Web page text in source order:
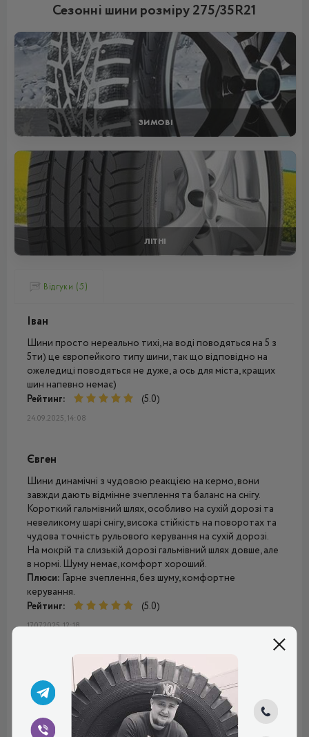
Сезонні шини розміру 275/35R21
ЗИМОВІ
ЛІТНІ
Відгуки (5)
Іван
Шини просто нереально тихі, на воді поводяться на 5 з
5ти) це європейкого типу шини, так що відповідно на
ожеледиці поводяться не дуже, а ось для міста, кращих
шин напевно немає)
Рейтинг:
(5.0)
24.09.2025, 14:08
Євген
Шини динамічні з чудовою реакцією на кермо, вони
завжди дають відмінне зчеплення та баланс на снігу.
Короткий гальмівний шлях, особливо на сухій дорозі та
невеликому шарі снігу, висока стійкість на поворотах та
чудова точність рульового керування на сухій дорозі.
На мокрій та слизькій дорозі гальмівний шлях довше, але
в нормі. Шуму немає, комфорт хороший.
Плюси: Гарне зчеплення, без шуму, комфортне
керування.
Рейтинг:
(5.0)
17.07.2025, 12:18
Поставив у грудні, проїздив 1 сезон, і можу дати деякі
рекомендації щодо них: по снігу та зимовому асфальту
можу сказати, що шини дуже надійні для зими, не
підводять. У ожеледь один раз потрапив, не ковзали,